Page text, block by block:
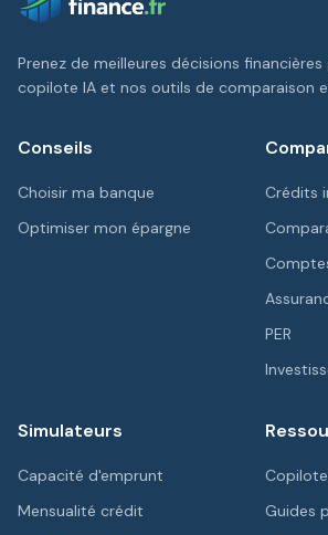
Prenez de meilleures décisions
copilote IA et nos outils de comparaison
Conseils
Choisir ma banque
Optimiser mon épargne
Crédits
PER
Simulateurs
Capacité d'emprunt
Mensualité crédit
Guides